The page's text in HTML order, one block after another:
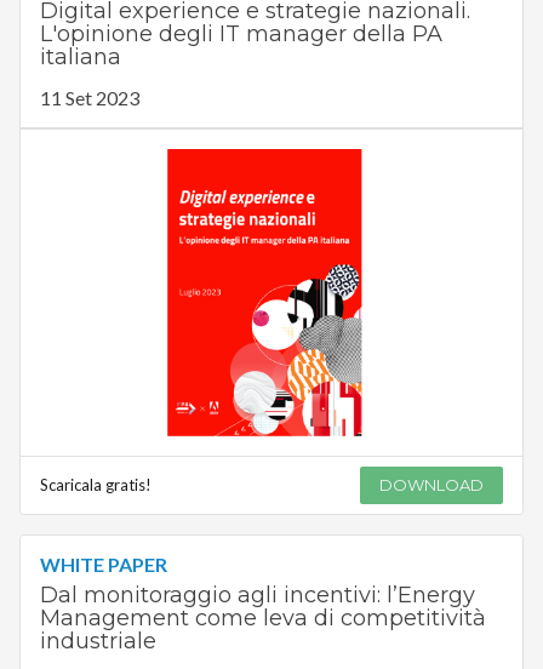
Digital experience e strategie nazionali.
L'opinione degli IT manager della PA
italiana
11 Set 2023
Scaricala gratis! DOWNLOAD
WHITE PAPER
Dal monitoraggio agli incentivi: l’Energy
Management come leva di competitività
industriale